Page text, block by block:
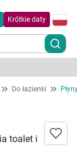
Krótkie daty
Do łazienki